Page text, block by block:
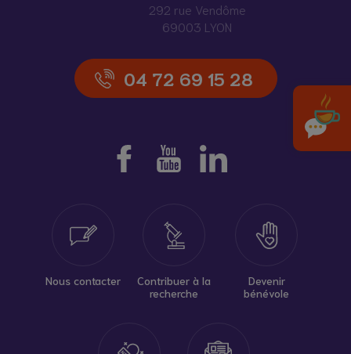
292 rue Vendôme
69003 LYON
04 72 69 15 28
Nous contacter
Contribuer à la
recherche
Devenir
bénévole